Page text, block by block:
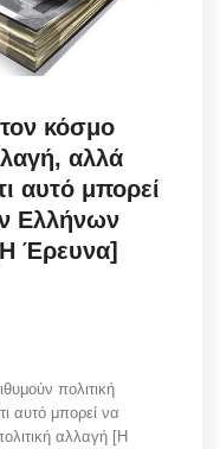
κόσμο
αλλά
αυτό μπορεί
Ελλήνων
Έρευνα]
πολιτική
αυτό μπορεί να
αλλαγή [Η